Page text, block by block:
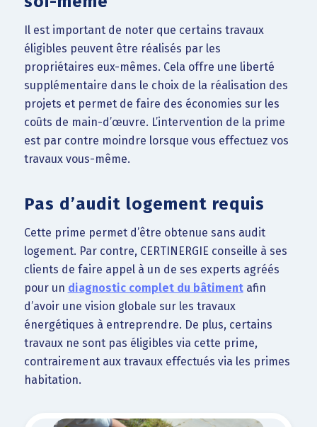
Il est important de noter que certains travaux
éligibles peuvent être réalisés par les
propriétaires eux-mêmes. Cela offre une liberté
supplémentaire dans le choix de la réalisation des
projets et permet de faire des économies sur les
coûts de main-d’œuvre. L’intervention de la prime
est par contre moindre lorsque vous effectuez vos
travaux vous-même.
Pas d’audit logement requis
Cette prime permet d’être obtenue sans audit
logement. Par contre, CERTINERGIE conseille à ses
clients de faire appel à un de ses experts agréés
pour un diagnostic complet du bâtimentafin
d’avoir une vision globale sur les travaux
énergétiques à entreprendre. De plus, certains
travaux ne sont pas éligibles via cette prime,
contrairement aux travaux effectués via les primes
habitation.